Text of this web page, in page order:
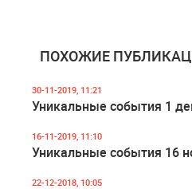
ПОХОЖИЕ
30-11-2019, 11:21
Уникальные события 1
16-11-2019, 11:10
Уникальные события 16
22-12-2018, 10:05